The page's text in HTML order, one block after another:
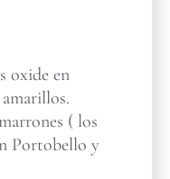
oxide en
( los
Portobello y